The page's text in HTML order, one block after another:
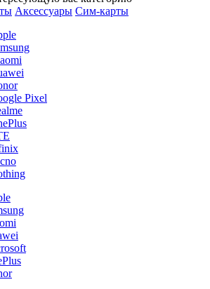
Аксессуары Сим-карты
Pixel